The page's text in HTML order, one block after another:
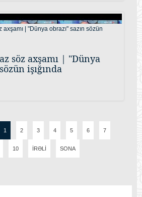
söz axşamı | "Dünya
işığında
1 2 3 4 5 6 7
10 İRƏLI SONA